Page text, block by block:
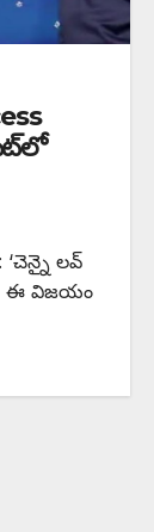
‘చెన్నై లవ్
ఈ విజయం